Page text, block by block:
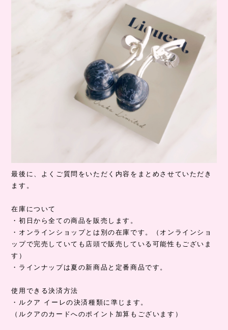
最後に、よくご質問をいただく内容をまとめさせていただき
ます。
在庫について
・初日から全ての商品を販売します。
・オンラインショップとは別の在庫です。（オンラインショ
ップで完売していても店頭で販売している可能性もございま
す）
・ラインナップは夏の新商品と定番商品です。
使用できる決済方法
・ルクア イーレの決済種類に準じます。
（ルクアのカードへのポイント加算もございます）